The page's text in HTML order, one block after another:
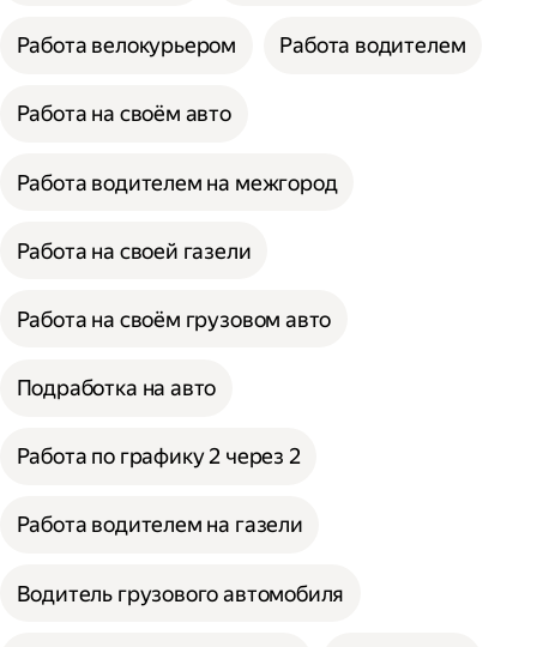
Работа велокурьером Работа водителем
Работа на своём авто
Работа водителем на межгород
Работа на своей газели
Работа на своём грузовом авто
Подработка на авто
Работа по графику 2 через 2
Работа водителем на газели
Водитель грузового автомобиля